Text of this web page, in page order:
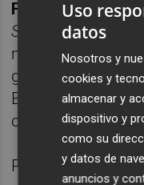
Francisco
Seda
,
moderada por
grandes obras
Barcelona que
Posteriormente,
Uso
datos
Nosotros y
cookies y
almacenar y
dispositivo y
como su
y datos de
anuncios y